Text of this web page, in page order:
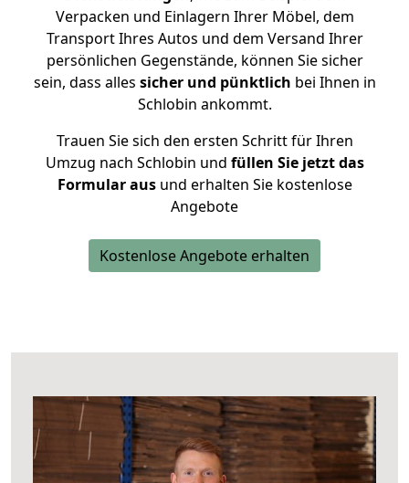
Verpacken und Einlagern Ihrer Möbel, dem
Transport Ihres Autos und dem Versand Ihrer
persönlichen Gegenstände, können Sie sicher
sein, dass alles sicher und pünktlich bei Ihnen in
Schlobin ankommt.
Trauen Sie sich den ersten Schritt für Ihren
Umzug nach Schlobin und füllen Sie jetzt das
Formular ausund erhalten Sie kostenlose
Angebote
Kostenlose Angebote erhalten